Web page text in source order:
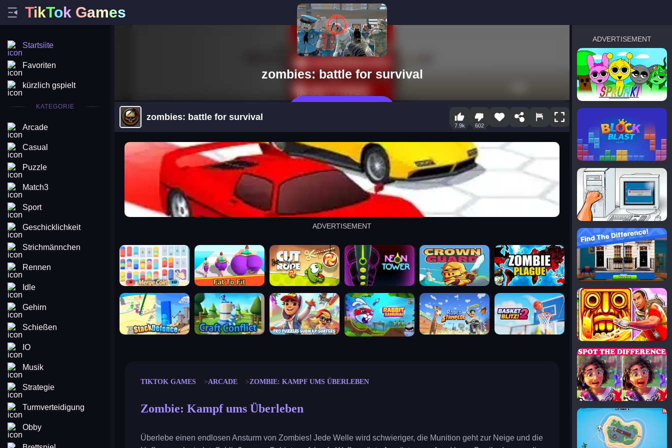
TikTok Games
Startsiite
Favoriten
kürzlich gspielt
KATEGORIE
Arcade
Casual
Puzzle
Match3
Sport
Geschicklichkeit
Strichmännchen
Rennen
Idle
Gehirn
Schießen
IO
Musik
Strategie
Turmverteidigung
Obby
zombies: battle for survival
zombies: battle for survival
7.9k 602
arena king
ADVERTISEMENT
merge coin fat to fit cut the rope neon tower crown guard zombie plague
stack defence craft conflict subway surfers rabbit samurai rodeo stampede basket blitz
TIKTOK GAMES ARCADE ZOMBIE: KAMPF UMS ÜBERLEBEN
Zombie: Kampf ums Überleben
Überlebe einen endlosen Ansturm von Zombies! Jede Welle wird schwieriger, die Munition geht zur Neige und die
ADVERTISEMENT
sprunki
Blocky Blast!
smash it
notice the difference
temple run 2
spot the differences
silly sky